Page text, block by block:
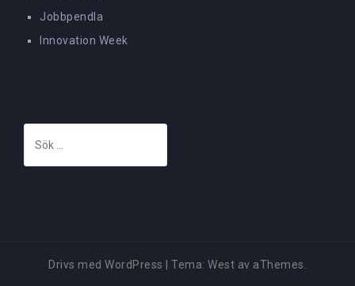
Jobbpendla
Innovation Week
Drivs med WordPress Tema: West av aThemes.